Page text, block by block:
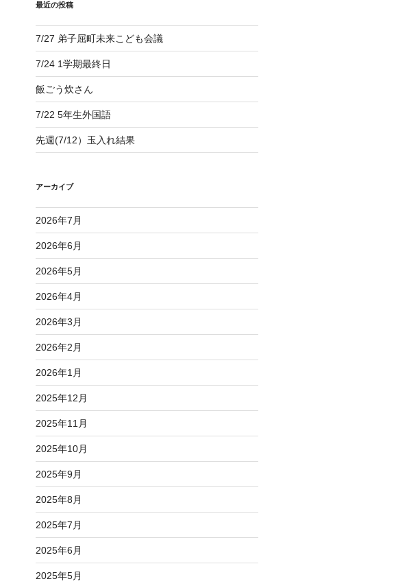
最近の投稿
7/27 弟子屈町未来こども会議
7/24 1学期最終日
飯ごう炊さん
7/22 5年生外国語
先週(7/12）玉入れ結果
アーカイブ
2026年7月
2026年6月
2026年5月
2026年4月
2026年3月
2026年2月
2026年1月
2025年12月
2025年11月
2025年10月
2025年9月
2025年8月
2025年7月
2025年6月
2025年5月